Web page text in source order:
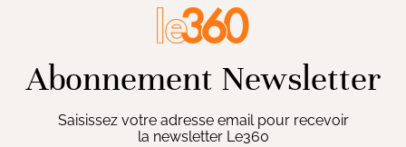
Abonnement Newsletter
Saisissez votre adresse email pour recevoir
la newsletter Le360